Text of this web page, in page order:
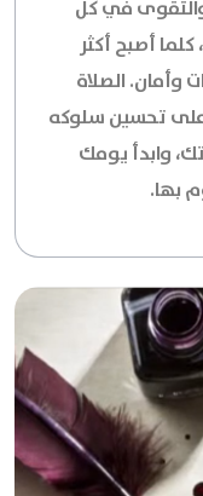
والتقوى في كل
أصبح أكثر
وأمان. الصلاة
تحسين سلوكه
وابدأ يومك
بها.